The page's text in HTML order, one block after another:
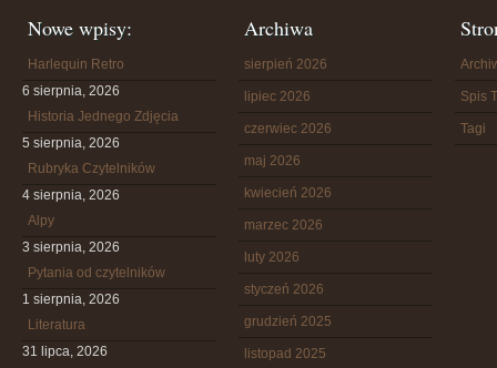
Nowe wpisy:
Harlequin Retro
6 sierpnia, 2026
Historia Jednego Zdjęcia
5 sierpnia, 2026
Rubryka Czytelników
4 sierpnia, 2026
Alpy
3 sierpnia, 2026
Pytania od czytelników
1 sierpnia, 2026
Literatura
31 lipca, 2026
Archiwa
sierpień 2026
lipiec 2026
czerwiec 2026
maj 2026
kwiecień 2026
marzec 2026
luty 2026
styczeń 2026
grudzień 2025
listopad 2025
Spis
Tagi